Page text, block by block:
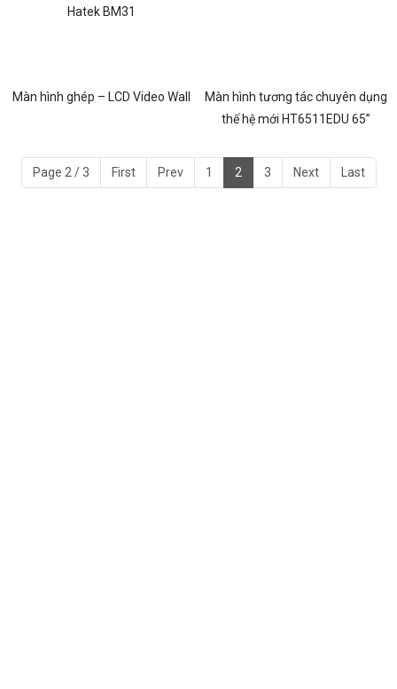
Hatek BM31
Màn hình ghép – LCD Video Wall
Màn hình tương tác chuyên dụng
thế hệ mới HT6511EDU 65”
Page 2 / 3 First Prev 1 2 3 Next Last